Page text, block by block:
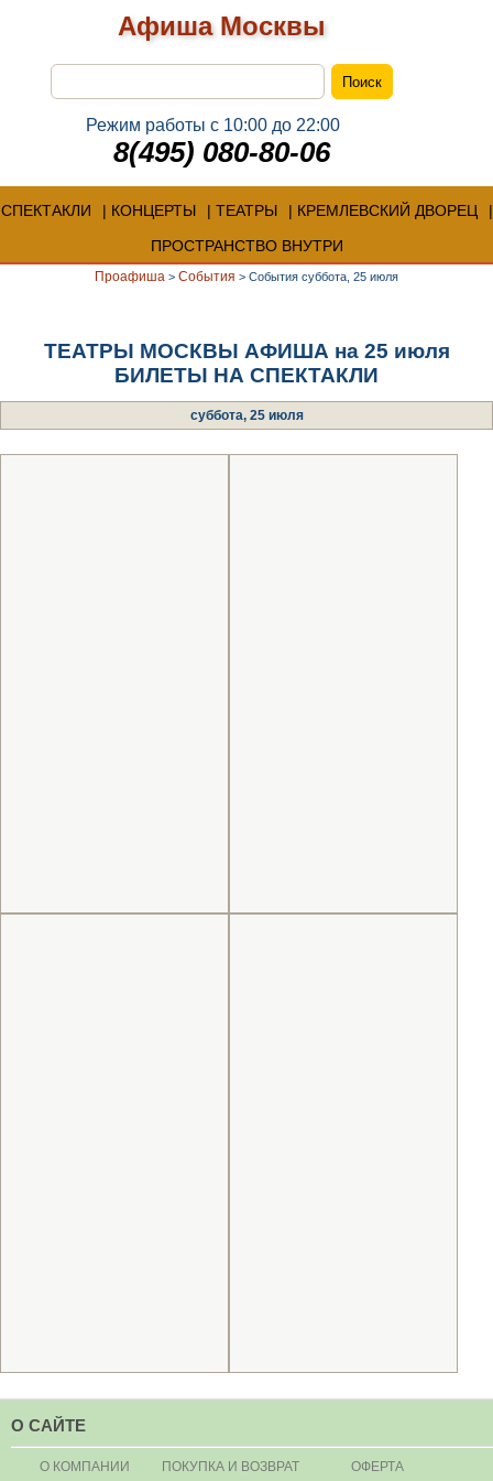
Афиша Москвы
Режим работы с 10:00 до 22:00
8(495) 080-80-06
СПЕКТАКЛИ КОНЦЕРТЫ ТЕАТРЫ
КРЕМЛЕВСКИЙ ДВОРЕЦ
ПРОСТРАНСТВО ВНУТРИ
Проафиша > События > События суббота, 25 июля
ТЕАТРЫ МОСКВЫ АФИША на 25 июля
БИЛЕТЫ НА СПЕКТАКЛИ
суббота, 25 июля
О САЙТЕ
О КОМПАНИИ ПОКУПКА И ВОЗВРАТ ОФЕРТА